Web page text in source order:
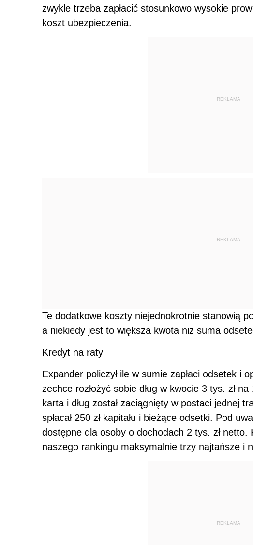
zwykle trzeba zapłacić stosunkowo wysokie
koszt ubezpieczenia.
REKLAMA
REKLAMA
Te dodatkowe koszty niejednokrotnie stanowią
a niekiedy jest to większa kwota niż suma
Kredyt na raty
Expander policzył ile w sumie zapłaci odsetek i
zechce rozłożyć sobie dług w kwocie 3 tys. zł
karta i dług został zaciągnięty w postaci jednej
spłacał 250 zł kapitału i bieżące odsetki. Pod
dostępne dla osoby o dochodach 2 tys. zł netto.
naszego rankingu maksymalnie trzy najtańsze i
REKLAMA